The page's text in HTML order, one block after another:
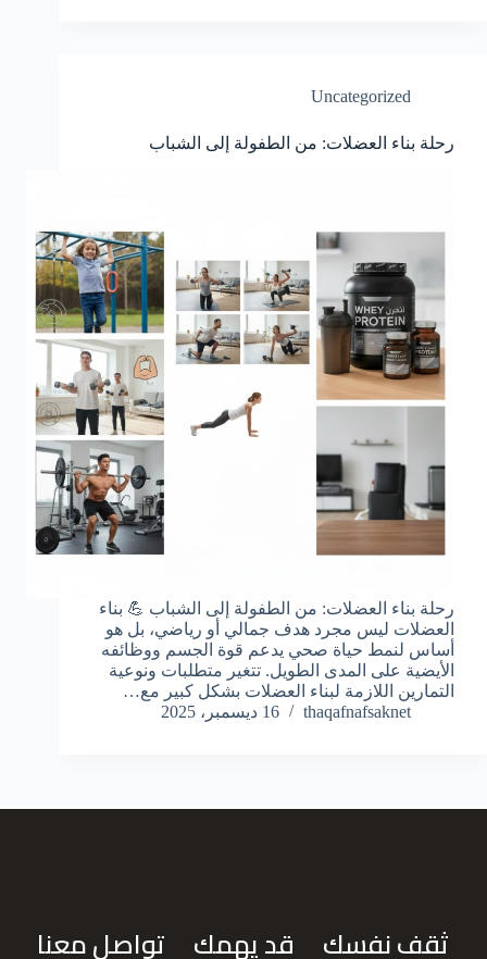
Uncategorized
رحلة بناء العضلات: من الطفولة إلى الشباب
رحلة بناء العضلات: من الطفولة إلى الشباب 💪 بناء
العضلات ليس مجرد هدف جمالي أو رياضي، بل هو
أساس لنمط حياة صحي يدعم قوة الجسم ووظائفه
الأيضية على المدى الطويل. تتغير متطلبات ونوعية
التمارين اللازمة لبناء العضلات بشكل كبير مع…
thaqafnafsaknet
16 ديسمبر، 2025
ثقف نفسك قد يهمك تواصل معنا